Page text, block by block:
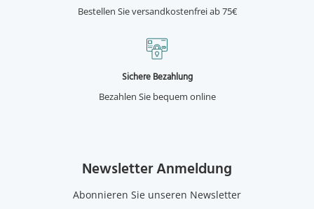
Bestellen Sie versandkostenfrei ab 75€
Sichere Bezahlung
Bezahlen Sie bequem online
Newsletter Anmeldung
Abonnieren Sie unseren Newsletter